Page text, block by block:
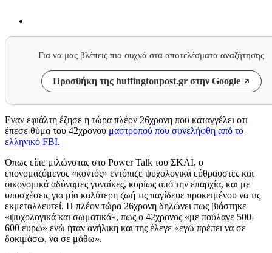
Για να μας βλέπεις πιο συχνά στα αποτελέσματα αναζήτησης
Προσθήκη της huffingtonpost.gr στην Google
Εναν εφιάλτη έζησε η τώρα πλέον 26χρονη που καταγγέλει οτι
έπεσε θύμα του 42χρονου μαστροπού που συνελήφθη από το
ελληνικό FBΙ.
Όπως είπε μιλώνστας στο Power Talk του ΣΚΑΙ, ο
επονομαζόμενος «κοντός» εντόπιζε ψυχολογικά εύθραυστες και
οικονομικά αδύναμες γυναίκες, κυρίως από την επαρχία, και με
υποσχέσεις για μία καλύτερη ζωή τις παγίδευε προκειμένου να τις
εκμεταλλευτεί. Η πλέον τώρα 26χρονη δηλώνει πως βιάστηκε
«ψυχολογικά και σωματικά», πως ο 42χρονος «με πούλαγε 500-
600 ευρώ» ενώ ήταν ανήλικη και της έλεγε «εγώ πρέπει να σε
δοκιμάσω, να σε μάθω».